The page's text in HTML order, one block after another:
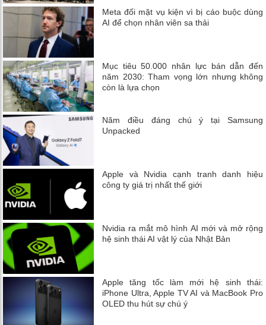
Meta đối mặt vụ kiện vì bị cáo buộc dùng
AI để chọn nhân viên sa thải
Mục tiêu 50.000 nhân lực bán dẫn đến
năm 2030: Tham vọng lớn nhưng không
còn là lựa chọn
Năm điều đáng chú ý tại Samsung
Unpacked
Apple và Nvidia cạnh tranh danh hiệu
công ty giá trị nhất thế giới
Nvidia ra mắt mô hình AI mới và mở rộng
hệ sinh thái AI vật lý của Nhật Bản
Apple tăng tốc làm mới hệ sinh thái:
iPhone Ultra, Apple TV AI và MacBook Pro
OLED thu hút sự chú ý